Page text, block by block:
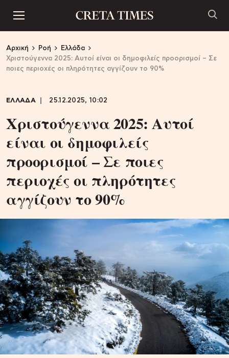
Αρχική Ροή
Ελλάδα
Χριστούγεννα 2025: Αυτοί είναι οι δημοφιλείς προορισμοί – Σε
ποιες περιοχές οι πληρότητες αγγίζουν το 90%
ΕΛΛΑΔΑ 25.12.2025, 10:02
Χριστούγεννα 2025: Αυτοί
είναι οι δημοφιλείς
προορισμοί – Σε ποιες
περιοχές οι πληρότητες
αγγίζουν το 90%